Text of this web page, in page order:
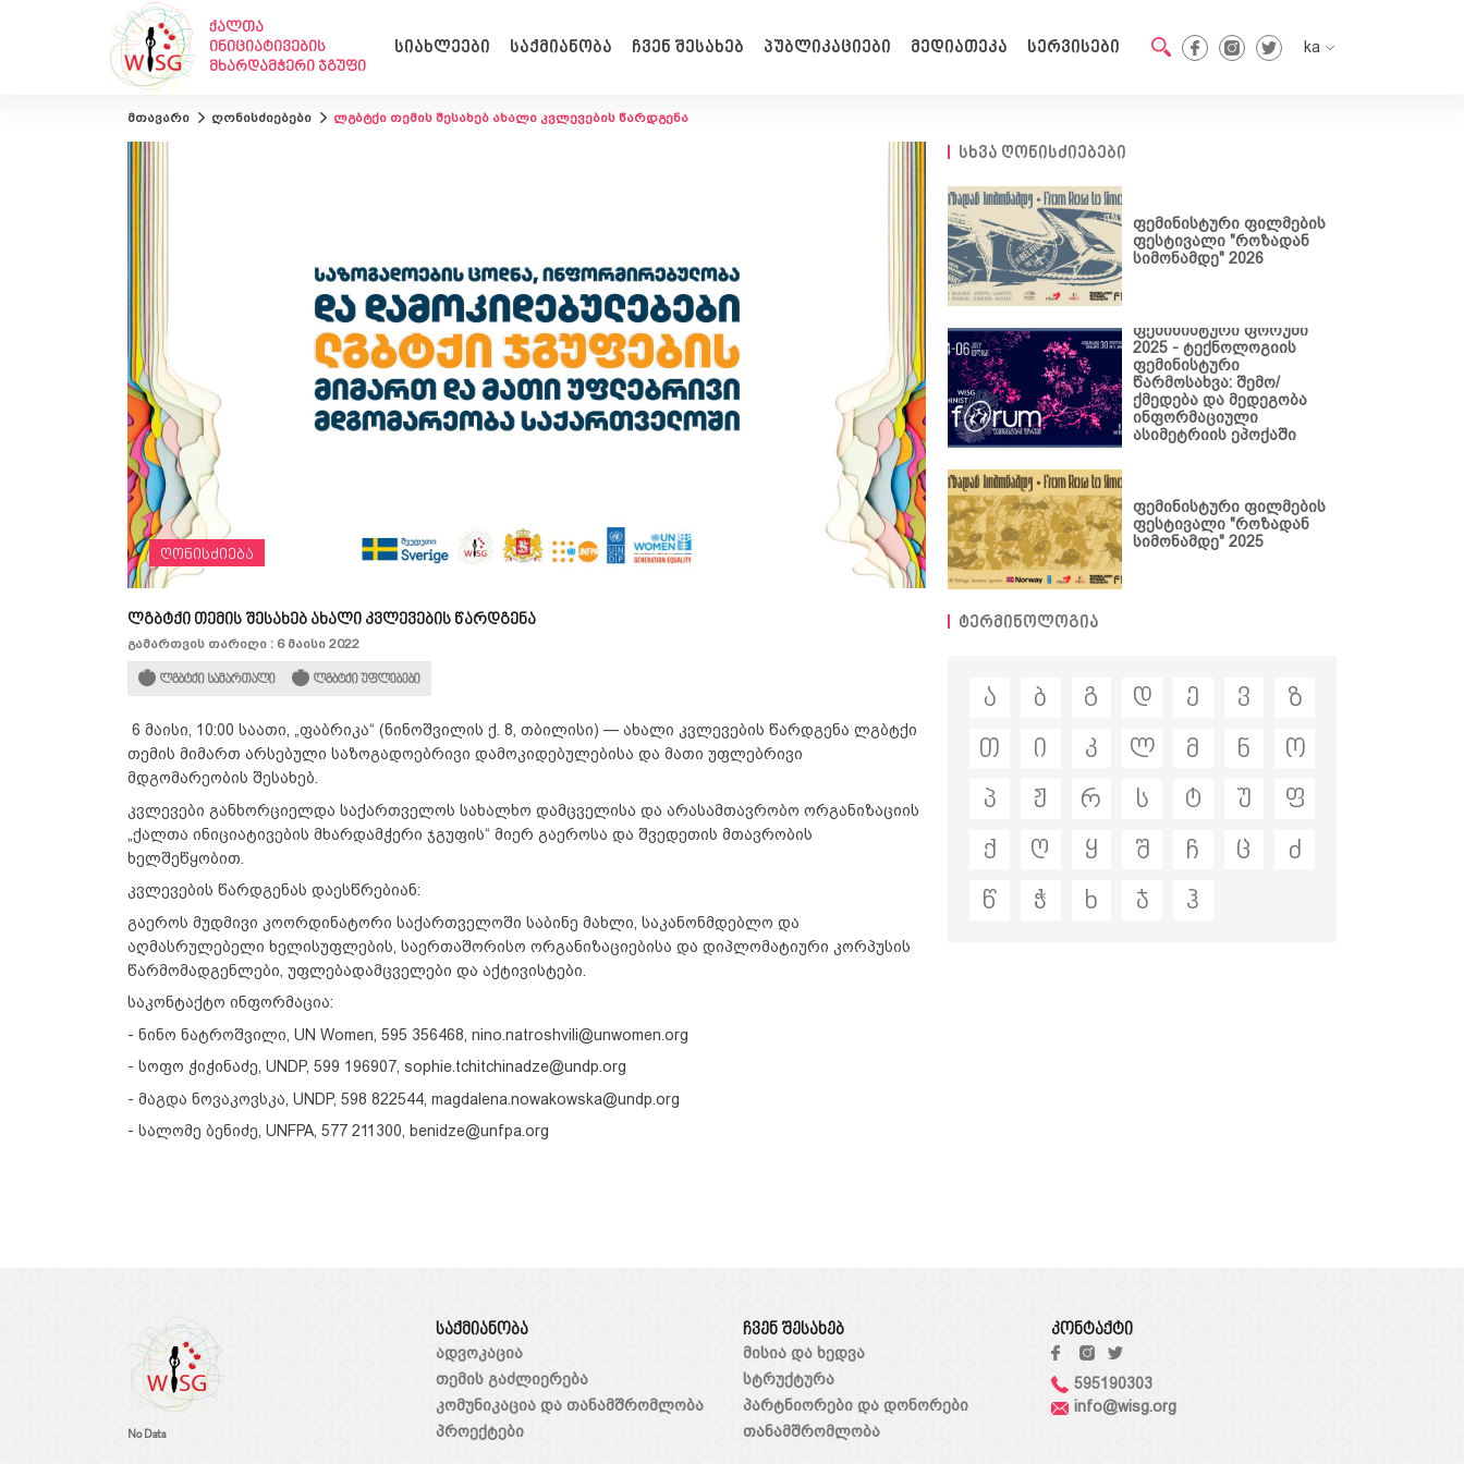
ქალთა
ინიციატივების
მხარდამჭერი ჯგუფი
სიახლეები საქმიანობა ჩვენ შესახებ პუბლიკაციები მედიათეკა სერვისები
ka
ღონისძიებები
კომუნიკაცია და
მთავარი ღონისძიებები ლგბტქი თემის შესახებ ახალი კვლევების წარდგენა
ღონისძიება
ლგბტქი თემის შესახებ ახალი კვლევების წარდგენა
გამართვის თარიღი : 6 მაისი 2022
ლგბტქი სამართალი ლგბტქი უფლებები
6 მაისი, 10:00 საათი, „ფაბრიკა“ (ნინოშვილის ქ. 8, თბილისი) — ახალი კვლევების წარდგენა ლგბტქი
თემის მიმართ არსებული საზოგადოებრივი დამოკიდებულებისა და მათი უფლებრივი
მდგომარეობის შესახებ.
კვლევები განხორციელდა საქართველოს სახალხო დამცველისა და არასამთავრობო ორგანიზაციის
„ქალთა ინიციატივების მხარდამჭერი ჯგუფის“ მიერ გაეროსა და შვედეთის მთავრობის
ხელშეწყობით.
კვლევების წარდგენას დაესწრებიან:
გაეროს მუდმივი კოორდინატორი საქართველოში საბინე მახლი, საკანონმდებლო და
აღმასრულებელი ხელისუფლების, საერთაშორისო ორგანიზაციებისა და დიპლომატიური კორპუსის
წარმომადგენლები, უფლებადამცველები და აქტივისტები.
საკონტაქტო ინფორმაცია:
- ნინო ნატროშვილი, UN Women, 595 356468, nino.natroshvili@unwomen.org
- სოფო ჭიჭინაძე, UNDP, 599 196907, sophie.tchitchinadze@undp.org
- მაგდა ნოვაკოვსკა, UNDP, 598 822544, magdalena.nowakowska@undp.org
- სალომე ბენიძე, UNFPA, 577 211300, benidze@unfpa.org
სხვა ღონისძიებები
ფემინისტური ფილმების
ფესტივალი "როზადან
სიმონამდე" 2026
ფემინისტური ფორუმი
2025 - ტექნოლოგიის
ფემინისტური
წარმოსახვა: შემო/
ქმედება და მედეგობა
ინფორმაციული
ასიმეტრიის ეპოქაში
ფემინისტური ფილმების
ფესტივალი "როზადან
სიმონამდე" 2025
ტერმინოლოგია
ა ბ გ დ ე ვ
ზ
თ
ი კ ლ მ ნ
ო
პ
ჟ რ ს ტ უ
ფ
ქ
ღ ყ შ ჩ ც
ძ
წ
ჭ ხ ჯ ჰ
No Data
საქმიანობა
ადვოკაცია
თემის გაძლიერება
კომუნიკაცია და თანამშრომლობა
პროექტები
ჩვენ შესახებ
მისია და ხედვა
სტრუქტურა
პარტნიორები და დონორები
თანამშრომლობა
კონტაქტი
595190303
info@wisg.org